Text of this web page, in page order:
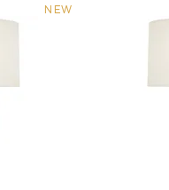
NEW